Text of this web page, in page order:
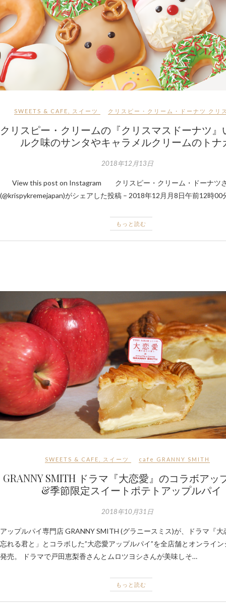
SWEETS & CAFE スイーツ クリスピー・クリーム・ドーナツ クリ
クリスピー・クリームの『クリスマスドーナツ』
ルク味のサンタやキャラメルクリームのトナ
2018年12月13日
View this post on Instagram クリスピー・クリーム・ドーナツ
(@krispykremejapan)がシェアした投稿 – 2018年12月月8日午前12時00
もっと読む
SWEETS & CAFE スイーツ cafe GRANNY SMITH
GRANNY SMITH ドラマ『大恋愛』のコラボアッ
&季節限定スイートポテトアップルパイ
2018年10月31日
アップルパイ専門店 GRANNY SMITH (グラニースミス)が、ドラマ『大
忘れる君と」とコラボした”大恋愛アップルパイ”を全店舗とオンライ
発売。 ドラマで戸田恵梨香さんとムロツヨシさんが美味しそ…
もっと読む